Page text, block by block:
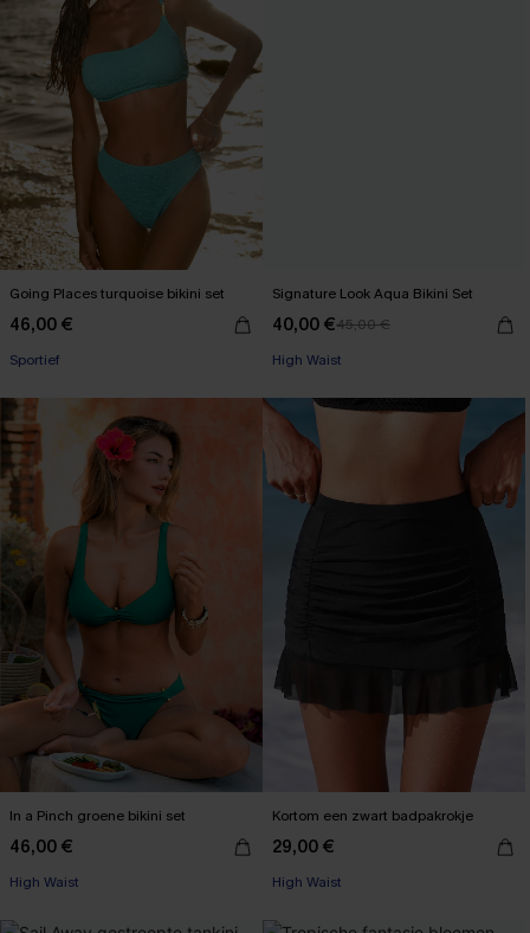
Going Places turquoise bikini set
46,00 €
Sportief
Signature Look Aqua Bikini Set
40,00 €45,00 €
High Waist
In a Pinch groene bikini set
46,00 €
High Waist
Kortom een zwart badpakrokje
29,00 €
High Waist